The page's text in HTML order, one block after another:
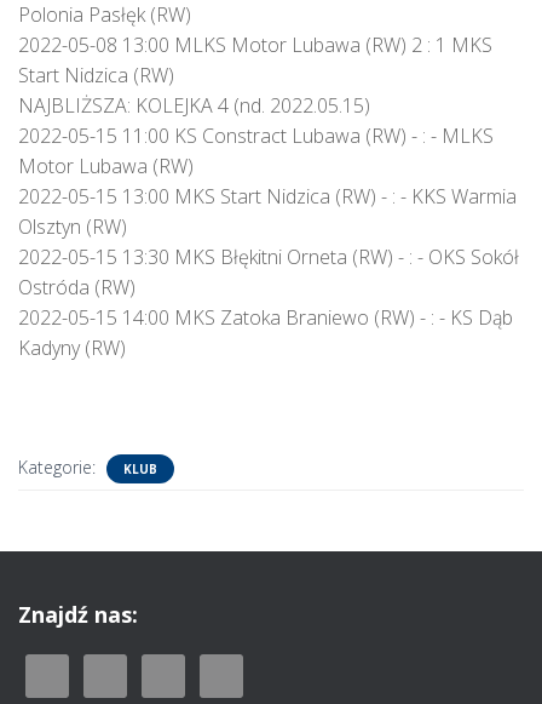
Polonia Pasłęk (RW)
2022-05-08 13:00 MLKS Motor Lubawa (RW) 2 : 1 MKS
Start Nidzica (RW)
NAJBLIŻSZA: KOLEJKA 4 (nd. 2022.05.15)
2022-05-15 11:00 KS Constract Lubawa (RW) - : - MLKS
Motor Lubawa (RW)
2022-05-15 13:00 MKS Start Nidzica (RW) - : - KKS Warmia
Olsztyn (RW)
2022-05-15 13:30 MKS Błękitni Orneta (RW) - : - OKS Sokół
Ostróda (RW)
2022-05-15 14:00 MKS Zatoka Braniewo (RW) - : - KS Dąb
Kadyny (RW)
Kategorie: KLUB
Znajdź nas: